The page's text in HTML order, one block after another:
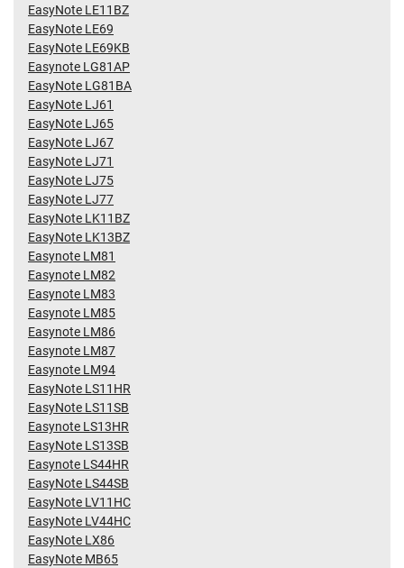
EasyNote LE11BZ
EasyNote LE69
EasyNote LE69KB
Easynote LG81AP
EasyNote LG81BA
EasyNote LJ61
EasyNote LJ65
EasyNote LJ67
EasyNote LJ71
EasyNote LJ75
EasyNote LJ77
EasyNote LK11BZ
EasyNote LK13BZ
Easynote LM81
Easynote LM82
Easynote LM83
Easynote LM85
Easynote LM86
Easynote LM87
Easynote LM94
EasyNote LS11HR
EasyNote LS11SB
Easynote LS13HR
EasyNote LS13SB
Easynote LS44HR
EasyNote LS44SB
EasyNote LV11HC
EasyNote LV44HC
EasyNote LX86
EasyNote MB65